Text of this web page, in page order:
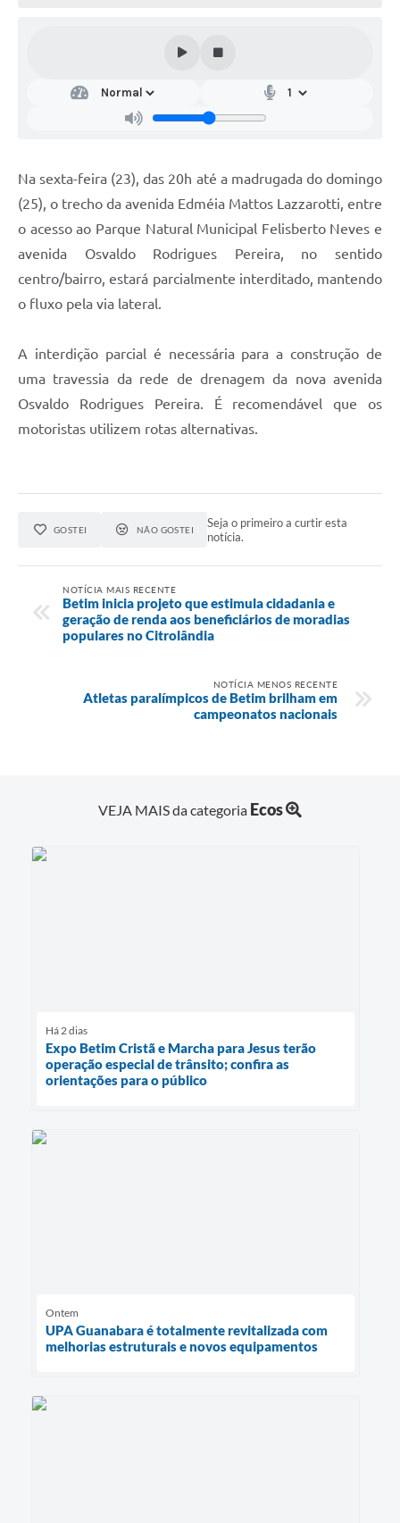
Na sexta-feira (23), das 20h até a madrugada do domingo
(25), o trecho da avenida Edméia Mattos Lazzarotti, entre
o acesso ao Parque Natural Municipal Felisberto Neves e
avenida Osvaldo Rodrigues Pereira, no sentido
centro/bairro, estará parcialmente interditado, mantendo
o fluxo pela via lateral.
A interdição parcial é necessária para a construção de
uma travessia da rede de drenagem da nova avenida
Osvaldo Rodrigues Pereira. É recomendável que os
motoristas utilizem rotas alternativas.
GOSTEI NÃO GOSTEI
Seja o primeiro a curtir esta
notícia.
NOTÍCIA MAIS RECENTE
Betim inicia projeto que estimula cidadania e
geração de renda aos beneficiários de moradias
populares no Citrolândia
NOTÍCIA MENOS RECENTE
Atletas paralímpicos de Betim brilham em
campeonatos nacionais
VEJA MAIS da categoria Ecos
Há 2 dias
Expo Betim Cristã e Marcha para Jesus terão
operação especial de trânsito; confira as
orientações para o público
Ontem
UPA Guanabara é totalmente revitalizada com
melhorias estruturais e novos equipamentos